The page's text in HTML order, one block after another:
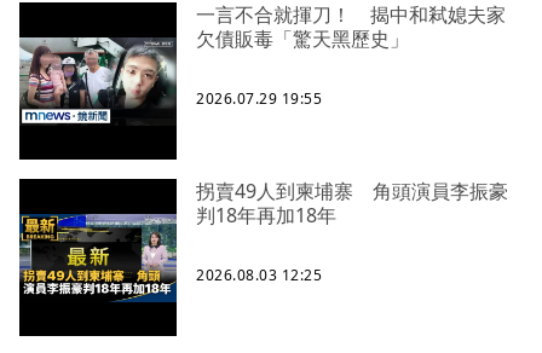
一言不合就揮刀！ 揭中和弒媳夫家
欠債販毒「驚天黑歷史」
2026.07.29 19:55
拐賣49人到柬埔寨 角頭演員李振豪
判18年再加18年
2026.08.03 12:25